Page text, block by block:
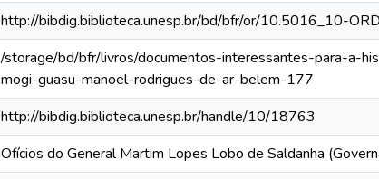
http://bibdig.biblioteca.unesp.br/bd/bfr/or/10.5016_10-
/storage/bd/bfr/livros/documentos-interessantes-para-a-
mogi-guasu-manoel-rodrigues-de-ar-belem-177
http://bibdig.biblioteca.unesp.br/handle/10/18763
Ofícios do General Martim Lopes Lobo de Saldanha